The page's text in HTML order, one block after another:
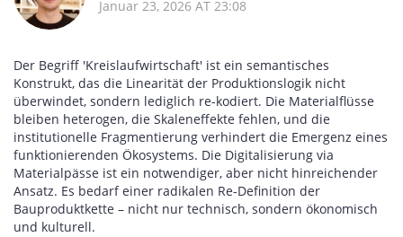
Januar 23, 2026 AT 23:08
Der Begriff 'Kreislaufwirtschaft' ist ein semantisches
Konstrukt, das die Linearität der Produktionslogik nicht
überwindet, sondern lediglich re-kodiert. Die Materialflüsse
bleiben heterogen, die Skaleneffekte fehlen, und die
institutionelle Fragmentierung verhindert die Emergenz eines
funktionierenden Ökosystems. Die Digitalisierung via
Materialpässe ist ein notwendiger, aber nicht hinreichender
Ansatz. Es bedarf einer radikalen Re-Definition der
Bauproduktkette – nicht nur technisch, sondern ökonomisch
und kulturell.